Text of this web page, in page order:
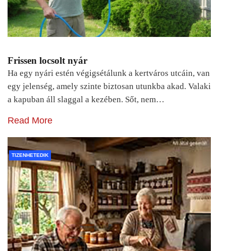
Frissen locsolt nyár
Ha egy nyári estén végigsétálunk a kertváros utcáin, van
egy jelenség, amely szinte biztosan utunkba akad. Valaki
a kapuban áll slaggal a kezében. Sőt, nem…
Read More
TIZENHETEDIK